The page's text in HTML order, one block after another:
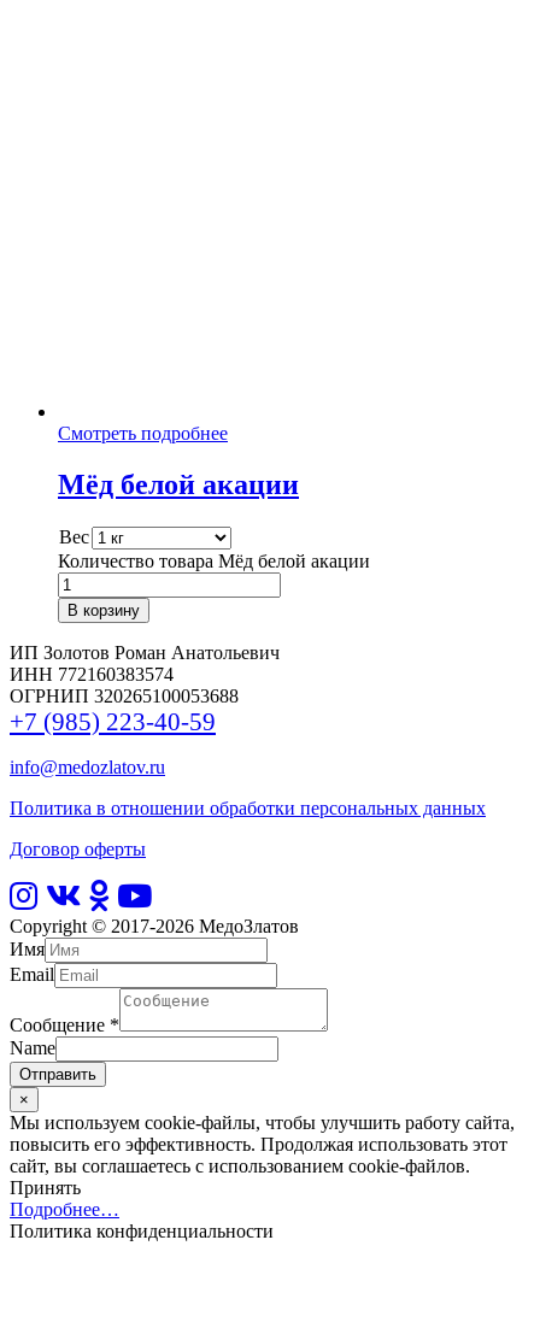
Смотреть подробнее
Мёд белой акации
Вес
Количество товара Мёд белой акации
В корзину
ИП Золотов Роман Анатольевич
ИНН 772160383574
ОГРНИП 320265100053688
+7 (985) 223-40-59
info@medozlatov.ru
Политика в отношении обработки персональных данных
Договор оферты
Copyright © 2017-2026 МедоЗлатов
Имя
Email
Сообщение *
Name
Отправить
×
Мы используем cookie-файлы, чтобы улучшить работу сайта,
повысить его эффективность. Продолжая использовать этот
сайт, вы соглашаетесь с использованием cookie-файлов.
Принять
Подробнее…
Политика конфиденциальности